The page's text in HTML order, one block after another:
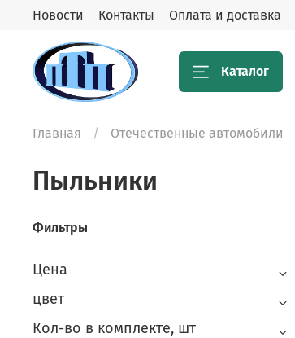
Новости Контакты Оплата и доставка
Каталог
Главная Отечественные автомобили
Пыльники
Фильтры
Цена
цвет
Кол-во в комплекте, шт